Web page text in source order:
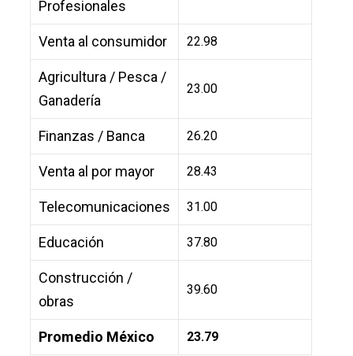
Profesionales
Venta al consumidor 22.98
Agricultura / Pesca /
Ganadería
23.00
Finanzas / Banca 26.20
Venta al por mayor 28.43
Telecomunicaciones 31.00
Educación 37.80
Construcción /
obras
39.60
Promedio México 23.79